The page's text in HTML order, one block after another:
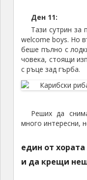
Ден 11:
Тази сутрин
welcome boys. Но
беше пълно с
човека, стоящи
с ръце зад гърба.
Реших да
много интересни,
един от
и да крещи